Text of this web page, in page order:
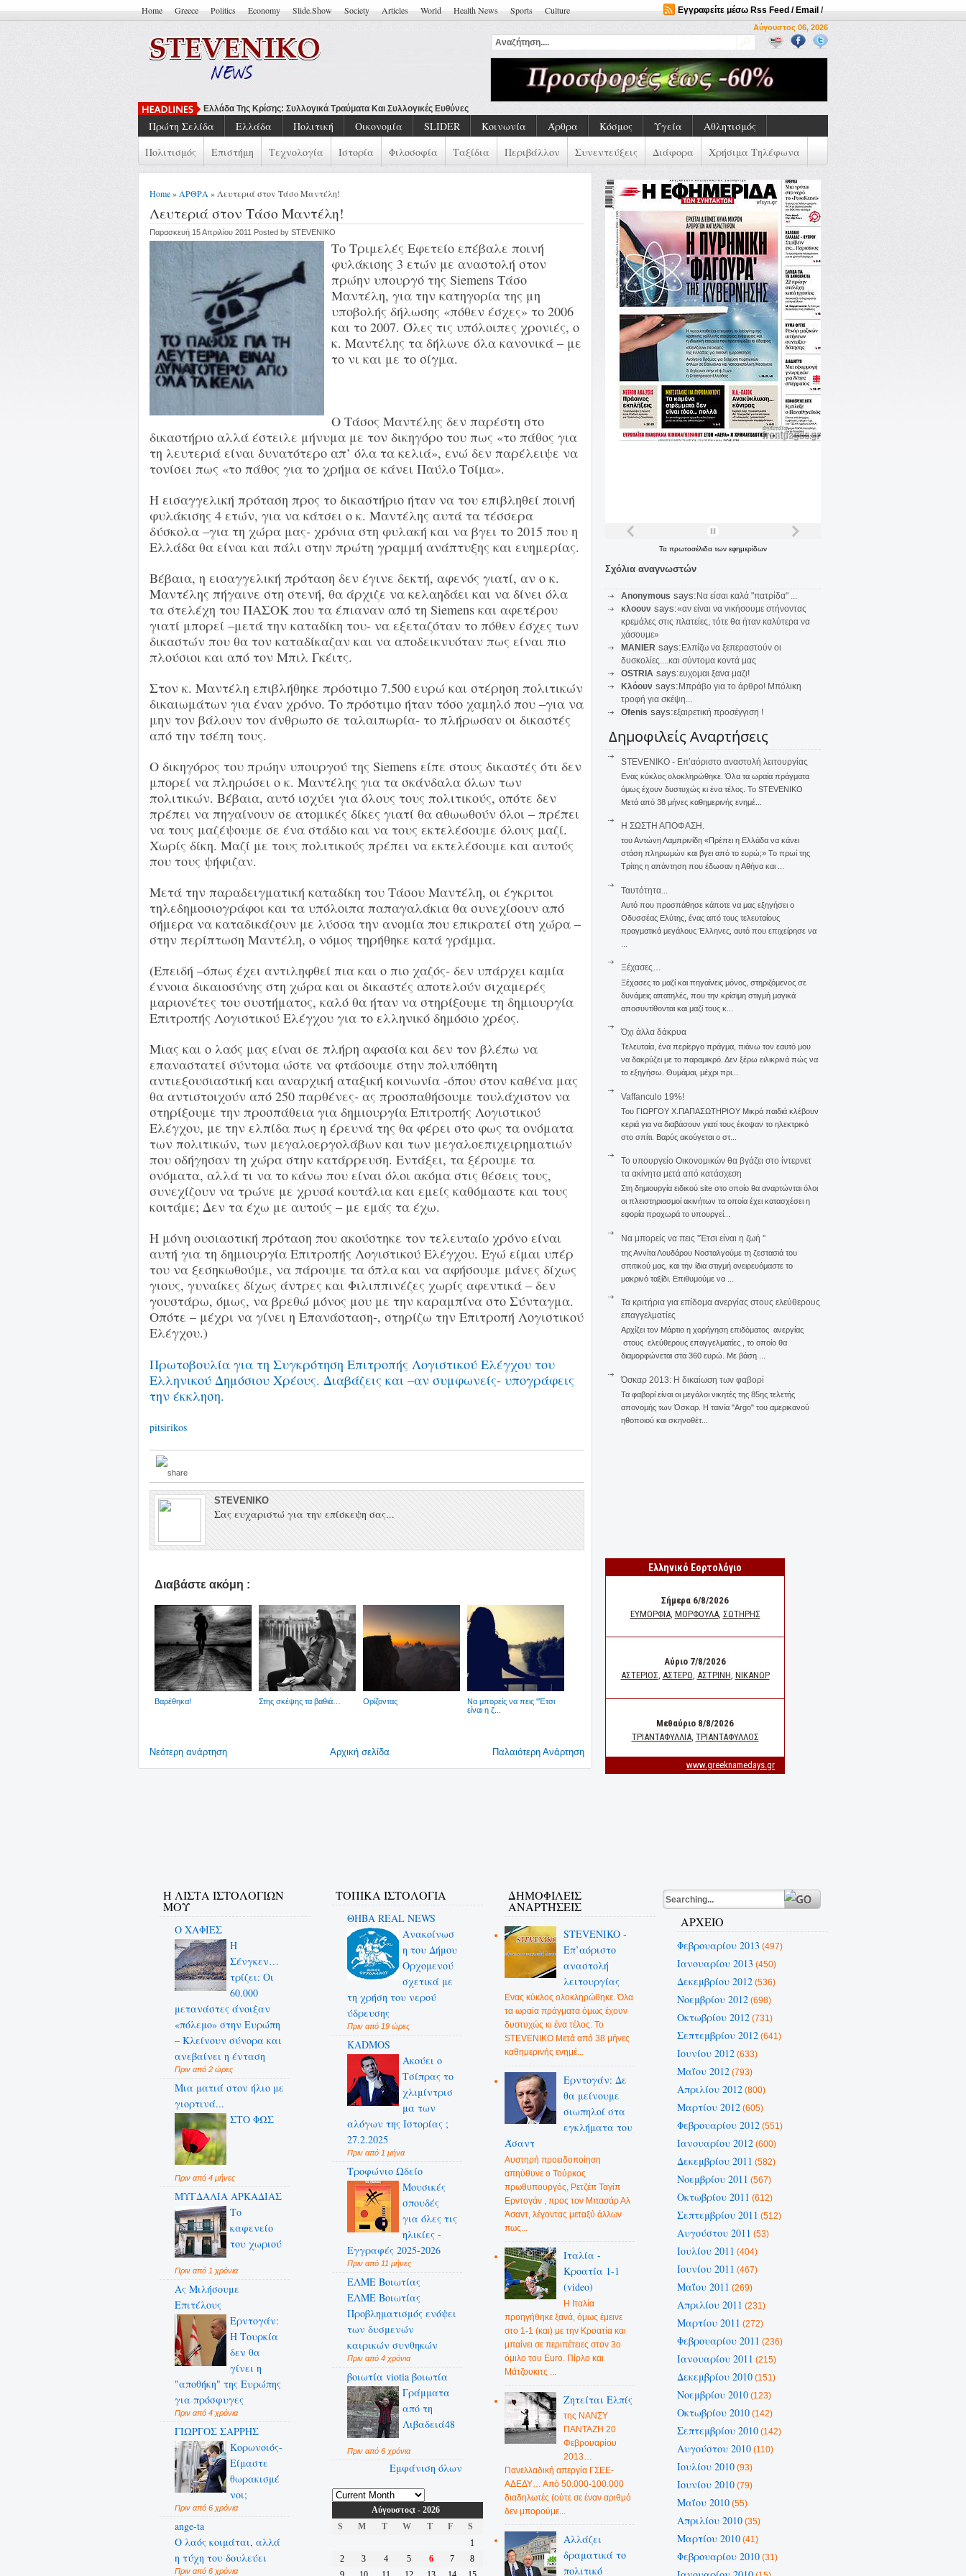
Home Greece Politics Economy Slide.Show Society Articles World Health News Sports Culture Εγγραφείτε μέσω Rss Feed / Email /
Αύγουστος 06, 2026
Να Μπο
Πρώτη Σελίδα Ελλάδα Πολιτική Οικονομία SLIDER Κοινωνία Άρθρα Κόσμος Υγεία
Αθλητισμός
Πολιτισμός
Επιστήμη Τεχνολογία Ιστορία Φιλοσοφία Ταξίδια Περιβάλλον Συνεντεύξεις Διάφορα Χρήσιμα Τηλέφωνα
Home» ΑΡΘΡΑ » Λευτεριά στον Τάσο Μαντέλη!
Λευτεριά στον Τάσο Μαντέλη!
Παρασκευή 15 Απριλίου 2011 Posted by STEVENIKO
Το Τριμελές Εφετείο επέβαλε ποινή
φυλάκισης 3 ετών με αναστολή στον
πρώην υπουργό της Siemens Τάσο
Μαντέλη, για την κατηγορία της μη
υποβολής δήλωσης «πόθεν έσχες» το 2006
και το 2007. Όλες τις υπόλοιπες χρονιές, ο
κ. Μαντέλης τα δήλωνε όλα κανονικά – με
το νι και με το σίγμα.
Ο Τάσος Μαντέλης δεν παρέστη στο
δικαστήριο αλλά έστειλε μήνυμα με τον δικηγόρο του πως «το πάθος για
τη λευτεριά είναι δυνατότερο απ’ όλα τα κελιά», ενώ δεν παρέλειψε να
τονίσει πως «το πάθος για το χρήμα σε κάνει Παύλο Τσίμα».
Η εισαγγελική πρόταση προς το δικαστήριο ήταν να του επιβληθεί ποινή
φυλάκισης 4 ετών, για να κάτσει ο κ. Μαντέλης αυτά τα τέσσερα
δύσκολα –για τη χώρα μας- χρόνια στη φυλακή και να βγει το 2015 που η
Ελλάδα θα είναι και πάλι στην πρώτη γραμμή ανάπτυξης και ευημερίας.
Βέβαια, η εισαγγελική πρόταση δεν έγινε δεκτή, αφενός γιατί, αν ο κ.
Μαντέλης πήγαινε στη στενή, θα άρχιζε να κελαηδάει και να δίνει όλα
τα στελέχη του ΠΑΣΟΚ που τα έπιαναν από τη Siemens και αφετέρου
γιατί μπορεί –μετά την καταδίκη του- να εξεταζόταν το πόθεν έσχες των
δικαστών που θα τον καταδίκαζαν και να αποδεικνυόταν πως είναι πιο
πλούσιοι και από τον Μπιλ Γκέιτς.
Στον κ. Μαντέλη επιβλήθηκε πρόστιμο 7.500 ευρώ και στέρηση πολιτικών
δικαιωμάτων για έναν χρόνο. Το πρόστιμο ήταν τόσο χαμηλό που –για να
μην τον βάλουν τον άνθρωπο σε ταλαιπωρία- το πλήρωσαν οι δικαστές
από την τσέπη τους.
Ο δικηγόρος του πρώην υπουργού της Siemens είπε στους δικαστές ότι δεν
μπορεί να πληρώσει ο κ. Μαντέλης για τα σκάνδαλα όλων των
πολιτικών. Βέβαια, αυτό ισχύει για όλους τους πολιτικούς, οπότε δεν
πρέπει να πηγαίνουν σε ατομικές δίκες γιατί θα αθωωθούν όλοι – πρέπει
να τους μαζέψουμε σε ένα στάδιο και να τους εκτελέσουμε όλους μαζί.
Χωρίς δίκη. Μαζί με τους πολιτικούς πρέπει να εκτελέσουμε και αυτούς
που τους ψήφιζαν.
Μετά την παραδειγματική καταδίκη του Τάσου Μαντέλη, οι έγκριτοι
τηλεδημοσιογράφοι και τα υπόλοιπα παπαγαλάκια θα συνεχίσουν από
σήμερα να καταδικάζουν με λύσσα την ανομία που επικρατεί στη χώρα –
στην περίπτωση Μαντέλη, ο νόμος τηρήθηκε κατά γράμμα.
(Επειδή –όπως έχει αντιληφθεί πια και ο πιο χαζός- δεν υπάρχει καμία
έννοια δικαιοσύνης στη χώρα και οι δικαστές αποτελούν σιχαμερές
μαριονέτες του συστήματος, καλό θα ήταν να στηρίξουμε τη δημιουργία
Επιτροπής Λογιστικού Ελέγχου για το ελληνικό δημόσιο χρέος.
Μιας και ο λαός μας είναι σε πλήρη αφασία και δεν τον βλέπω να
επαναστατεί σύντομα ώστε να φτάσουμε στην πολυπόθητη
αντιεξουσιαστική και αναρχική αταξική κοινωνία -όπου στον καθένα μας
θα αντιστοιχούν από 250 παρθένες- ας προσπαθήσουμε τουλάχιστον να
στηρίξουμε την προσπάθεια για δημιουργία Επιτροπής Λογιστικού
Ελέγχου, με την ελπίδα πως η έρευνά της θα φέρει στο φως τα ονόματα
των πολιτικών, των μεγαλοεργολάβων και των μεγαλοεπιχειρηματιών
που οδήγησαν τη χώρα στην κατάρρευση. Εντάξει, τα ξέρουμε τα
ονόματα, αλλά τι να το κάνω που είναι όλοι ακόμα στις θέσεις τους,
συνεχίζουν να τρώνε με χρυσά κουτάλια και εμείς καθόμαστε και τους
κοιτάμε; Δεν τα έχω με αυτούς – με εμάς τα έχω.
Η μόνη ουσιαστική πρόταση που ακούστηκε τον τελευταίο χρόνο είναι
αυτή για τη δημιουργία Επιτροπής Λογιστικού Ελέγχου. Εγώ είμαι υπέρ
του να ξεσηκωθούμε, να πάρουμε τα όπλα και να αφήσουμε μάνες δίχως
γιους, γυναίκες δίχως άντρες και Φιλιππινέζες χωρίς αφεντικά – δεν
γουστάρω, όμως, να βρεθώ μόνος μου με την καραμπίνα στο Σύνταγμα.
Οπότε – μέχρι να γίνει η Επανάσταση-, στηρίζω την Επιτροπή Λογιστικού
Ελέγχου.)
Πρωτοβουλία για τη Συγκρότηση Επιτροπής Λογιστικού Ελέγχου του
Ελληνικού Δημόσιου Χρέους. Διαβάζεις και –αν συμφωνείς- υπογράφεις
την έκκληση.
pitsirikos
STEVENIKO
Σας ευχαριστώ για την επίσκεψη σας...
Διαβάστε ακόμη :
Βαρέθηκα! Στης σκέψης τα βαθιά… Ορίζοντας
Να μπορείς να πεις ''Έτσι
είναι η ζ...
Νεότερη ανάρτηση Παλαιότερη Ανάρτηση
Αρχική σελίδα
Τα πρωτοσέλιδα των εφημερίδων
Σχόλια αναγνωστών
Anonymous says: Να είσαι καλά "πατρίδα" ...
κλοουν says:«αν είναι να νικήσουμε στήνοντας
κρεμάλες στις πλατείες, τότε θα ήταν καλύτερα να
χάσουμε»
MANIER says: Ελπίζω να ξεπεραστούν οι
δυσκολίες....και σύντομα κοντά μας
OSTRIA says:ευχομαι ξανα μαζι!
Κλόουν says: Μπράβο για το άρθρο! Μπόλικη
τροφή για σκέψη...
Ofenis says:εξαιρετική προσέγγιση !
Δημοφιλείς Αναρτήσεις
STEVENIKO - Επ’αόριστο αναστολή λειτουργίας
Ενας κύκλος ολοκληρώθηκε. Όλα τα ωραία πράγματα
όμως έχουν δυστυχώς κι ένα τέλος. Το STEVENIKO
Μετά από 38 μήνες καθημερινής ενημέ...
Η ΣΩΣΤΗ ΑΠΟΦΑΣΗ.
του Αντώνη Λαμπρινίδη «Πρέπει η Ελλάδα να κάνει
στάση πληρωμών και βγει από το ευρώ;» Το πρωί της
Τρίτης η απάντηση που έδωσαν η Αθήνα και ...
Ταυτότητα...
Αυτό που προσπάθησε κάποτε να μας εξηγήσει ο
Οδυσσέας Ελύτης, ένας από τους τελευταίους
πραγματικά μεγάλους Έλληνες, αυτό που επιχείρησε να
Ξέχασες…
Ξέχασες το μαζί και πηγαίνεις μόνος, στηριζόμενος σε
δυνάμεις απατηλές, που την κρίσιμη στιγμή μαγικά
αποσυντίθονται και μαζί τους κ...
Όχι άλλα δάκρυα
Τελευταία, ένα περίεργο πράγμα, πιάνω τον εαυτό μου
να δακρύζει με το παραμικρό. Δεν ξέρω ειλικρινά πώς να
το εξηγήσω. Θυμάμαι, μέχρι πρι...
Vaffanculo 19%!
Του ΓΙΩΡΓΟΥ Χ.ΠΑΠΑΣΩΤΗΡΙΟΥ Μικρά παιδιά κλέβουν
κεριά για να διαβάσουν γιατί τους έκοψαν το ηλεκτρικό
στο σπίτι. Βαρύς ακούγεται ο στ...
To υπουργείο Οικονομικών θα βγάζει στο ίντερνετ
τα ακίνητα μετά από κατάσχεση
Στη δημιουργία ειδικού site στο οποίο θα αναρτώνται όλοι
οι πλειστηριασμοί ακινήτων τα οποία έχει κατασχέσει η
εφορία προχωρά το υπουργεί...
Να μπορείς να πεις ''Έτσι είναι η ζωή ''
της Αννίτα Λουδάρου Νοσταλγούμε τη ζεστασιά του
σπιτικού μας, και την ίδια στιγμή ονειρευόμαστε το
μακρινό ταξίδι. Επιθυμούμε να ...
Τα κριτήρια για επίδομα ανεργίας στους ελεύθερους
επαγγελματίες
Αρχίζει τον Μάρτιο η χορήγηση επιδόματος ανεργίας
στους ελεύθερους επαγγελματίες , το οποίο θα
διαμορφώνεται στα 360 ευρώ. Με βάση ...
Όσκαρ 2013: Η δικαίωση των φαβορί
Τα φαβορί είναι οι μεγάλοι νικητές της 85ης τελετής
απονομής των Όσκαρ. Η ταινία "Αrgo" του αμερικανού
ηθοποιού και σκηνοθέτ...
Η ΛΙΣΤΑ ΙΣΤΟΛΟΓΙΩΝ
ΜΟΥ
Ο ΧΑΦΙΕΣ
Η
Σένγκεν…
τρίζει: Οι
60.000
μετανάστες άνοιξαν
«πόλεμο» στην Ευρώπη
– Κλείνουν σύνορα και
ανεβαίνει η ένταση
Πριν από 2 ώρες
Μια ματιά στον ήλιο με
γιορτινά...
ΣΤΟ ΦΩΣ
Πριν από 4 μήνες
ΜΥΓΔΑΛΙΑ ΑΡΚΑΔΙΑΣ
Το
καφενείο
του χωριού
Πριν από 1 χρόνια
Ας Μιλήσουμε
Επιτέλους
Ερντογάν:
Η Τουρκία
δεν θα
γίνει η
"αποθήκη" της Ευρώπης
για πρόσφυγες
Πριν από 4 χρόνια
ΓΙΩΡΓΟΣ ΣΑΡΡΗΣ
Κορωνοιός-
Είμαστε
θωρακισμέ
νοι;
Πριν από 6 χρόνια
ange-ta
Ο λαός κοιμάται, αλλά
η τύχη του δουλεύει
Πριν από 6 χρόνια
ΤΟΠΙΚΑ ΙΣΤΟΛΟΓΙΑ
ΘΗΒΑ REAL NEWS
Ανακοίνωσ
η του Δήμου
Ορχομενού
σχετικά με
τη χρήση του νερού
ύδρευσης
Πριν από 19 ώρες
KADMOS
Ακούει ο
Τσίπρας το
χλιμίντρισ
μα των
αλόγων της Ιστορίας ;
27.2.2025
Πριν από 1 μήνα
Τροφώνιο Ωδείο
Mουσικές
σπουδές
για όλες τις
ηλικίες -
Εγγραφές 2025-2026
Πριν από 11 μήνες
ΕΛΜΕ Βοιωτίας
ΕΛΜΕ Βοιωτίας
Προβληματισμός ενόψει
των δυσμενών
καιρικών συνθηκών
Πριν από 4 χρόνια
βοιωτία viotia βοιωτία
Γράμματα
από τη
Λιβαδειά48
Πριν από 6 χρόνια
Εμφάνιση όλων
Αύγουστοςt - 2026
S
M T W T F
S
1
2
3 4 5 6 7
8
ΔΗΜΟΦΙΛΕΊΣ
ΑΝΑΡΤΉΣΕΙΣ
STEVENIKO -
Επ’αόριστο
αναστολή
λειτουργίας
Ενας κύκλος ολοκληρώθηκε. Όλα
τα ωραία πράγματα όμως έχουν
δυστυχώς κι ένα τέλος. Το
STEVENIKO Μετά από 38 μήνες
καθημερινής ενημέ...
Ερντογάν: Δε
θα μείνουμε
σιωπηλοί στα
εγκλήματα του
Άσαντ
Αυστηρή προειδοποίηση
απηύθυνε ο Τούρκος
πρωθυπουργός, Ρετζέπ Ταγίπ
Ερντογάν , προς τον Μπασάρ Αλ
Άσαντ, λέγοντας μεταξύ άλλων
πως...
Ιταλία -
Κροατία 1-1
(video)
Η Ιταλία
προηγήθηκε ξανά, όμως έμεινε
στο 1-1 (και) με την Κροατία και
μπαίνει σε περιπέτειες στον 3ο
όμιλο του Euro. Πίρλο και
Μάτζουκιτς ...
Ζητείται Ελπίς
της ΝΑΝΣΥ
ΠΑΝΤΑΖΗ 20
Φεβρουαρίου
2013…
Πανελλαδική απεργία ΓΣΕΕ-
ΑΔΕΔΥ… Από 50.000-100.000
διαδηλωτές (ούτε σε έναν αριθμό
δεν μπορούμε...
Αλλάζει
δραματικά το
πολιτικό
ΑΡΧΕΙΟ
Φεβρουαρίου 2013 (497)
Ιανουαρίου 2013 (450)
Δεκεμβρίου 2012(536)
Νοεμβρίου 2012(698)
Οκτωβρίου 2012(731)
Σεπτεμβρίου 2012(641)
Ιουνίου 2012(633)
Μαΐου 2012(793)
Απριλίου 2012(800)
Μαρτίου 2012(605)
Φεβρουαρίου 2012(551)
Ιανουαρίου 2012(600)
Δεκεμβρίου 2011 (582)
Νοεμβρίου 2011 (567)
Οκτωβρίου 2011 (612)
Σεπτεμβρίου 2011 (512)
Αυγούστου 2011 (53)
Ιουλίου 2011 (404)
Ιουνίου 2011 (467)
Μαΐου 2011 (269)
Απριλίου 2011 (231)
Μαρτίου 2011 (272)
Φεβρουαρίου 2011 (236)
Ιανουαρίου 2011 (215)
Δεκεμβρίου 2010(151)
Νοεμβρίου 2010(123)
Οκτωβρίου 2010(142)
Σεπτεμβρίου 2010(142)
Αυγούστου 2010(110)
Ιουλίου 2010(93)
Ιουνίου 2010(79)
Μαΐου 2010(55)
Απριλίου 2010(35)
Μαρτίου 2010(41)
Φεβρουαρίου 2010(31)